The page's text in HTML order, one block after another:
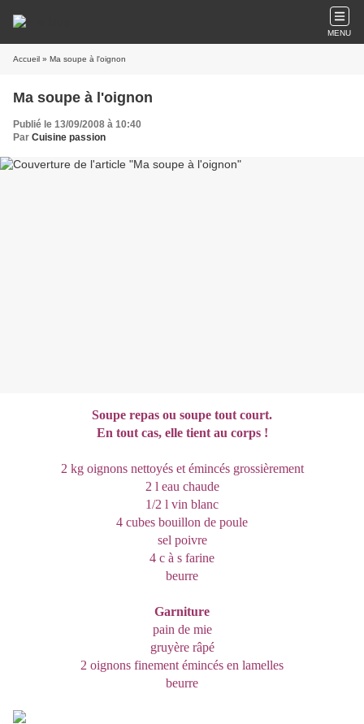
MENU
Accueil » Ma soupe à l'oignon
Ma soupe à l'oignon
Publié le 13/09/2008 à 10:40
Par Cuisine passion
Soupe repas ou soupe tout court.
En tout cas, elle tient au corps !
2 kg oignons nettoyés et émincés grossièrement
2 l eau chaude
1/2 l vin blanc
4 cubes bouillon de poule
sel poivre
4 c à s farine
beurre
Garniture
pain de mie
gruyère râpé
2 oignons finement émincés en lamelles
beurre